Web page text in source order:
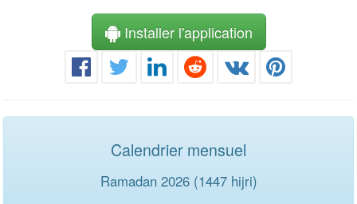
Installer l'application
Calendrier mensuel
Ramadan 2026 (1447 hijri)